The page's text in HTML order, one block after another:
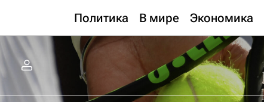
Политика В мире Экономика